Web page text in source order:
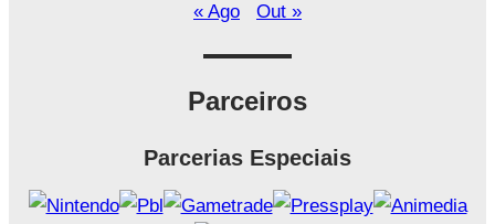
« Ago
Out »
Parceiros
Parcerias Especiais